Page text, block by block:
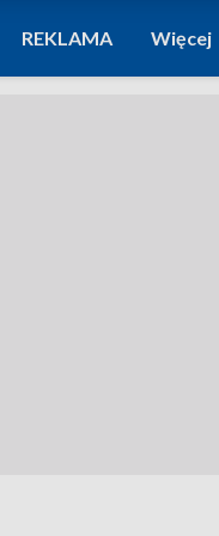
REKLAMA Więcej